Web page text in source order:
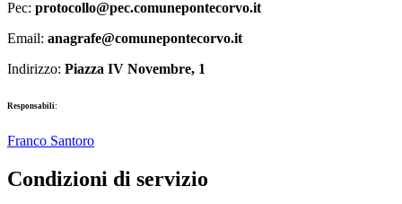
Pec: protocollo@pec.comunepontecorvo.it
Email: anagrafe@comunepontecorvo.it
Indirizzo: Piazza IV Novembre, 1
Responsabili:
Franco Santoro
Condizioni di servizio